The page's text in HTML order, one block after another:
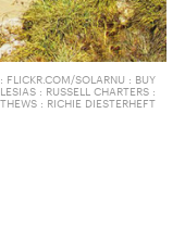
SOLARNU : BUY
: RUSSELL CHARTERS :
: RICHIE DIESTERHEFT